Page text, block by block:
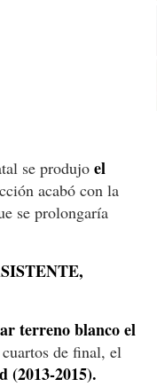
se produjo el
acabó con la
se prolongaría
terreno blanco el
de final, el
(2013-2015).